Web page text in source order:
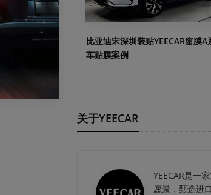
比亚迪宋深圳装贴YEECAR窗膜A
车贴膜案例
关于YEECAR
YEECAR是一
愿景，甄选进